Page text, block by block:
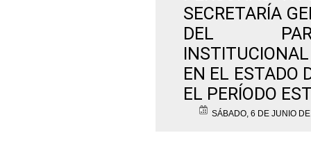
SECRETARÍA
DEL
EN EL ESTADO
EL PERÍODO
SÁBADO, 6 DE JUNIO